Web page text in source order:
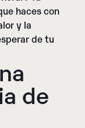
haces con
y la
de tu
de